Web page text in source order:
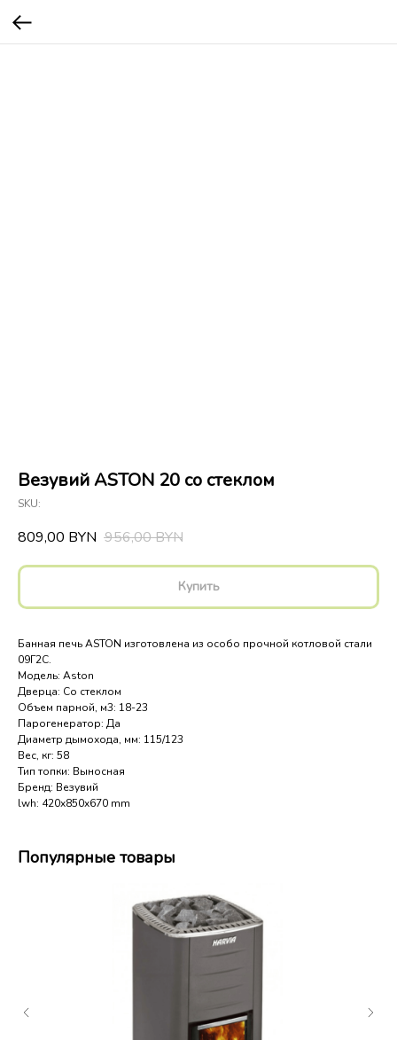
Везувий ASTON 20 со стеклом
SKU:
809,00 BYN 956,00BYN
Купить
Банная печь ASTON изготовлена из особо прочной котловой стали
09Г2С.
Модель: Aston
Дверца: Со стеклом
Объем парной, м3: 18-23
Парогенератор: Да
Диаметр дымохода, мм: 115/123
Вес, кг: 58
Тип топки: Выносная
Бренд: Везувий
lwh: 420x850x670 mm
Популярные товары